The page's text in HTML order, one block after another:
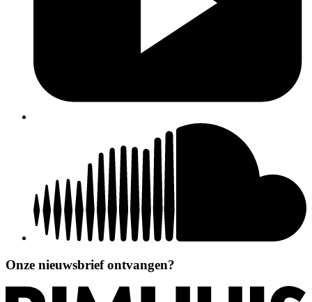
Onze nieuwsbrief ontvangen?